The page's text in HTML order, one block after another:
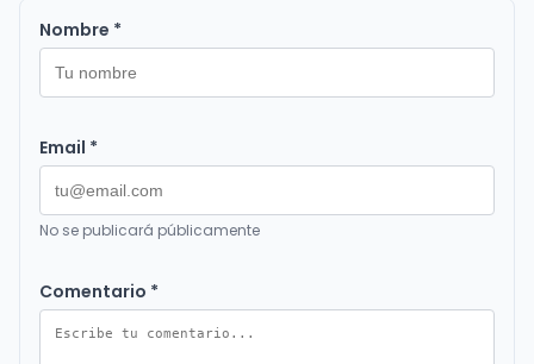
Nombre *
Email *
No se publicará públicamente
Comentario *